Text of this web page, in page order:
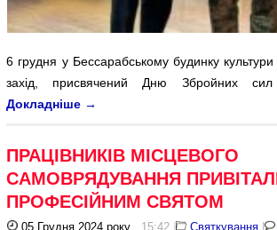
6 грудня у Бессарабському будинку культури
захід, присвячений Дню Збройних сил
Докладніше →
ПРАЦІВНИКІВ МІСЦЕВОГО
САМОВРЯДУВАННЯ
ПРОФЕСІЙНИМ СВЯТОМ
05 Грудня 2024 року , 15:42 | Святкування |